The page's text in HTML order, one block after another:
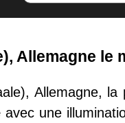
Allemagne le
Allemagne,
avec une